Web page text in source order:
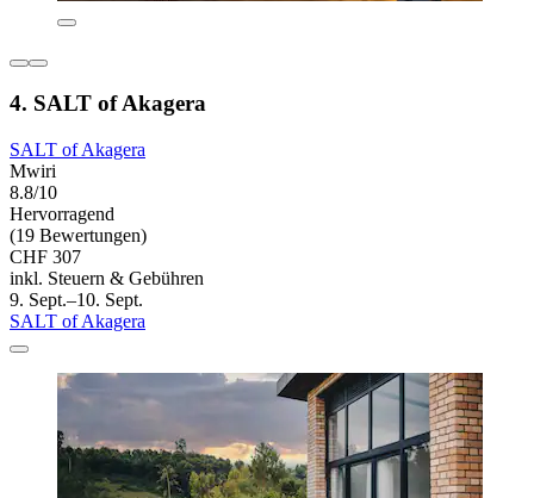
4. SALT of Akagera
SALT of Akagera
Mwiri
8.8/10
Hervorragend
(19 Bewertungen)
CHF 307
inkl. Steuern & Gebühren
9. Sept.–10. Sept.
SALT of Akagera